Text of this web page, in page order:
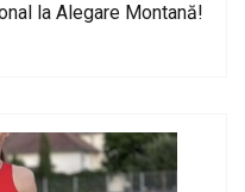
la Alegare Montană!